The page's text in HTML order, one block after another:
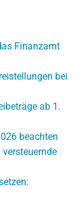
Finanzamt
bei
ab 1.
beachten
versteuernde